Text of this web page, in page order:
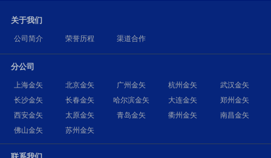
关于我们
公司简介 荣誉历程 渠道合作
分公司
上海金矢 北京金矢 广州金矢 杭州金矢
武汉金矢
长沙金矢
长春金矢 哈尔滨金矢 大连金矢
郑州金矢
西安金矢
太原金矢 青岛金矢 衢州金矢
南昌金矢
佛山金矢
苏州金矢